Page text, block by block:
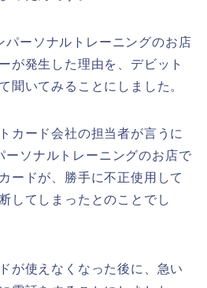
ーソナルトレーニングのお店
が発生した理由を、デビット
聞いてみることにしました。
カード会社の担当者が言うに
ソナルトレーニングのお店で
ードが、勝手に不正使用して
してしまったとのことでし
が使えなくなった後に、急い